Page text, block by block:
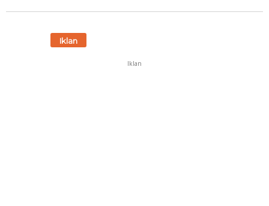
Iklan
Iklan